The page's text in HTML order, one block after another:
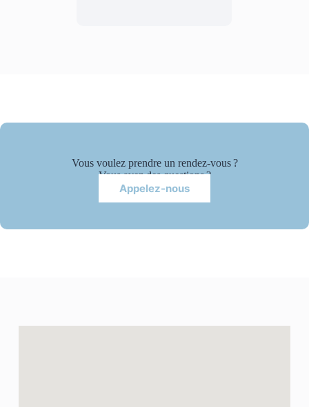
Vous voulez prendre un rendez-vous ?
Vous avez des questions ?
Appelez-nous